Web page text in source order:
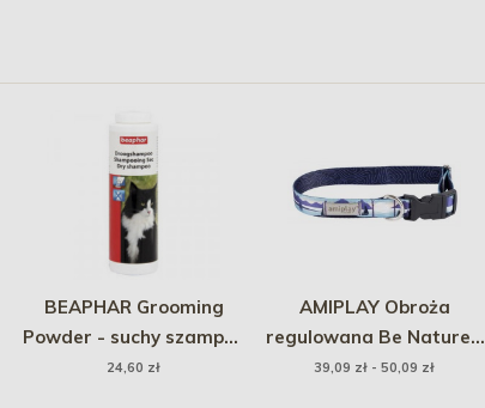
BEAPHAR Grooming
Powder - suchy szampon
dla kota 150g PROMO
24,60 zł
AMIPLAY Obroża
regulowana Be Nature -
Trails
39,09 zł - 50,09 zł